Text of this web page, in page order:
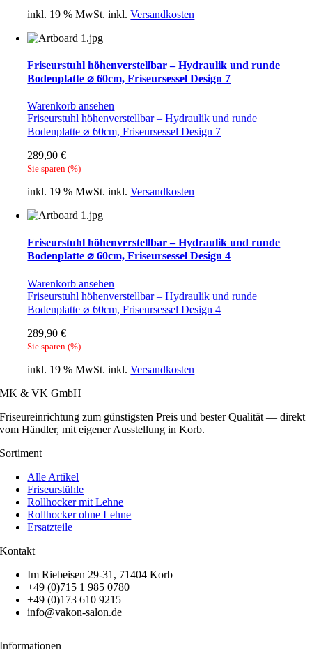
inkl. 19 % MwSt. inkl.Versandkosten
Friseurstuhl höhenverstellbar – Hydraulik und runde
Bodenplatte ⌀ 60cm, Friseursessel Design 7
Warenkorb ansehen
Friseurstuhl höhenverstellbar – Hydraulik und runde
Bodenplatte ⌀ 60cm, Friseursessel Design 7
289,90€
Sie sparen(%)
inkl. 19 % MwSt. inkl.Versandkosten
Friseurstuhl höhenverstellbar – Hydraulik und runde
Bodenplatte ⌀ 60cm, Friseursessel Design 4
Warenkorb ansehen
Friseurstuhl höhenverstellbar – Hydraulik und runde
Bodenplatte ⌀ 60cm, Friseursessel Design 4
289,90€
Sie sparen(%)
inkl. 19 % MwSt. inkl.Versandkosten
MK & VK GmbH
Friseureinrichtung zum günstigsten Preis und bester Qualität — direkt
vom Händler, mit eigener Ausstellung in Korb.
Sortiment
Alle Artikel
Friseurstühle
Rollhocker mit Lehne
Rollhocker ohne Lehne
Ersatzteile
Kontakt
Im Riebeisen 29-31, 71404 Korb
+49 (0)715 1 985 0780
+49 (0)173 610 9215
info@vakon-salon.de
Informationen